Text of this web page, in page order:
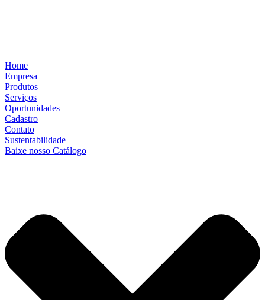
Home
Empresa
Produtos
Serviços
Oportunidades
Cadastro
Contato
Sustentabilidade
Baixe nosso Catálogo